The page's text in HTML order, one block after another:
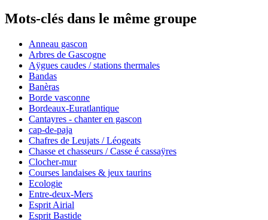
Mots-clés dans le même groupe
Anneau gascon
Arbres de Gascogne
Aÿgues caudes / stations thermales
Bandas
Banèras
Borde vasconne
Bordeaux-Euratlantique
Cantayres - chanter en gascon
cap-de-paja
Chafres de Leujats / Léogeats
Chasse et chasseurs / Casse é cassaÿres
Clocher-mur
Courses landaises & jeux taurins
Ecologie
Entre-deux-Mers
Esprit Airial
Esprit Bastide